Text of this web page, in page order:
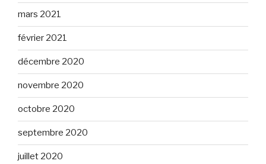
mars 2021
février 2021
décembre 2020
novembre 2020
octobre 2020
septembre 2020
juillet 2020